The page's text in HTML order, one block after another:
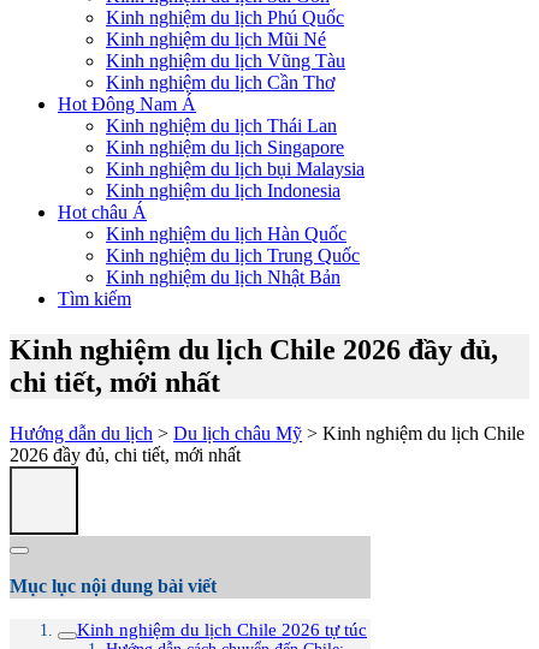
Kinh nghiệm du lịch Phú Quốc
Kinh nghiệm du lịch Mũi Né
Kinh nghiệm du lịch Vũng Tàu
Kinh nghiệm du lịch Cần Thơ
Hot Đông Nam Á
Kinh nghiệm du lịch Thái Lan
Kinh nghiệm du lịch Singapore
Kinh nghiệm du lịch bụi Malaysia
Kinh nghiệm du lịch Indonesia
Hot châu Á
Kinh nghiệm du lịch Hàn Quốc
Kinh nghiệm du lịch Trung Quốc
Kinh nghiệm du lịch Nhật Bản
Tìm kiếm
Kinh nghiệm du lịch Chile 2026 đầy đủ,
chi tiết, mới nhất
Hướng dẫn du lịch > Du lịch châu Mỹ > Kinh nghiệm du lịch Chile
2026 đầy đủ, chi tiết, mới nhất
Mục lục nội dung bài viết
Kinh nghiệm du lịch Chile 2026 tự túc